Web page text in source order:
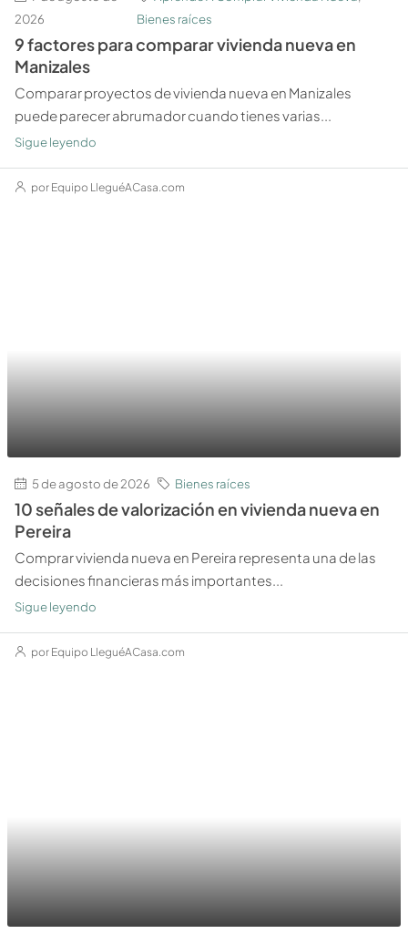
2026
Bienes raíces
9 factores para comparar vivienda nueva en
Manizales
Comparar proyectos de vivienda nueva en Manizales
puede parecer abrumador cuando tienes varias...
Sigue leyendo
por Equipo LleguéACasa.com
5 de agosto de 2026 Bienes raíces
10 señales de valorización en vivienda nueva en
Pereira
Comprar vivienda nueva en Pereira representa una de las
decisiones financieras más importantes...
Sigue leyendo
por Equipo LleguéACasa.com